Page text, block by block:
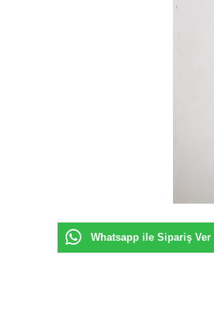
Whatsapp ile Sipariş Ver